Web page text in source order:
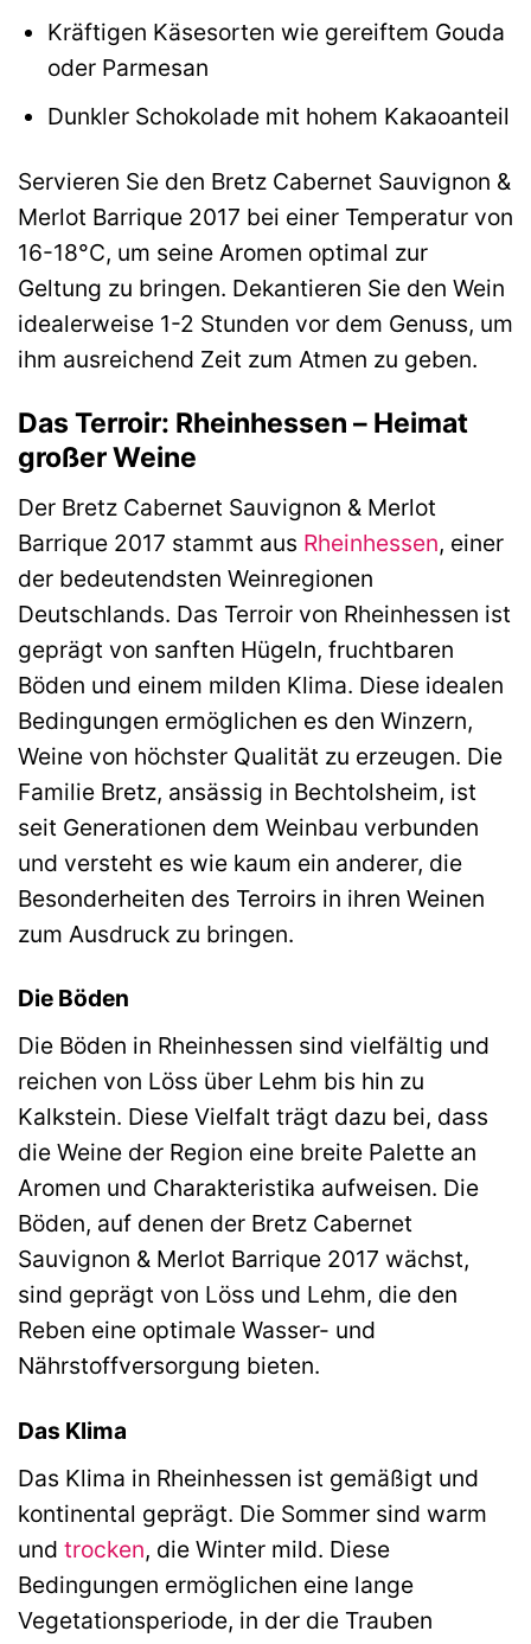
Kräftigen Käsesorten wie gereiftem Gouda
oder Parmesan
Dunkler Schokolade mit hohem Kakaoanteil
Servieren Sie den Bretz Cabernet Sauvignon &
Merlot Barrique 2017 bei einer Temperatur von
16-18°C, um seine Aromen optimal zur
Geltung zu bringen. Dekantieren Sie den Wein
idealerweise 1-2 Stunden vor dem Genuss, um
ihm ausreichend Zeit zum Atmen zu geben.
Das Terroir: Rheinhessen – Heimat
großer Weine
Der Bretz Cabernet Sauvignon & Merlot
Barrique 2017 stammt aus Rheinhessen, einer
der bedeutendsten Weinregionen
Deutschlands. Das Terroir von Rheinhessen ist
geprägt von sanften Hügeln, fruchtbaren
Böden und einem milden Klima. Diese idealen
Bedingungen ermöglichen es den Winzern,
Weine von höchster Qualität zu erzeugen. Die
Familie Bretz, ansässig in Bechtolsheim, ist
seit Generationen dem Weinbau verbunden
und versteht es wie kaum ein anderer, die
Besonderheiten des Terroirs in ihren Weinen
zum Ausdruck zu bringen.
Die Böden
Die Böden in Rheinhessen sind vielfältig und
reichen von Löss über Lehm bis hin zu
Kalkstein. Diese Vielfalt trägt dazu bei, dass
die Weine der Region eine breite Palette an
Aromen und Charakteristika aufweisen. Die
Böden, auf denen der Bretz Cabernet
Sauvignon & Merlot Barrique 2017 wächst,
sind geprägt von Löss und Lehm, die den
Reben eine optimale Wasser- und
Nährstoffversorgung bieten.
Das Klima
Das Klima in Rheinhessen ist gemäßigt und
kontinental geprägt. Die Sommer sind warm
und trocken, die Winter mild. Diese
Bedingungen ermöglichen eine lange
Vegetationsperiode, in der die Trauben